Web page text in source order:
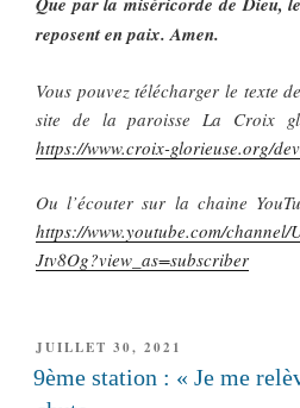
reposent en paix. Amen.
Vous pouvez télécharger le texte
site de la paroisse La Croix
https://www.croix-glorieuse.org/
Ou l’écouter sur la chaine
https://www.youtube.com/channel/
Jtv8Og?view_as=subscriber
PUBLIÉ
LE
JUILLET 30, 2021
9ème station : « Je me